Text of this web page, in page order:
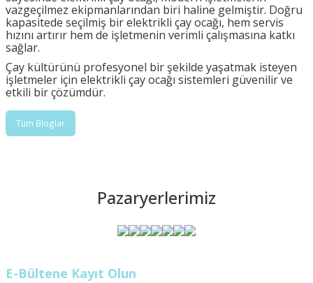
vazgeçilmez ekipmanlarından biri haline gelmiştir. Doğru
kapasitede seçilmiş bir elektrikli çay ocağı, hem servis
hızını artırır hem de işletmenin verimli çalışmasına katkı
sağlar.
Çay kültürünü profesyonel bir şekilde yaşatmak isteyen
işletmeler için elektrikli çay ocağı sistemleri güvenilir ve
etkili bir çözümdür.
Tüm Bloglar
Pazaryerlerimiz
E-Bültene Kayıt Olun